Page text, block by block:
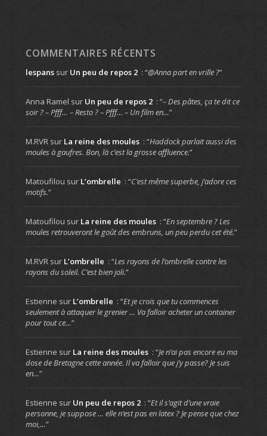
COMMENTAIRES RÉCENTS
lespanssur Un peu de repos 2 : “@Anna part en vrille ?”
Anna Ramel sur Un peu de repos 2 : “– Des pâtes, ça te dit ce
soir ? – Pfff… – Resto ? – Pfff… – Un film en…”
M.RVRsur La reine des moules : “Haddock parlait aussi des
moules à gaufres. Bon, là c’est la grosse affluence.”
Matoufilou sur L’ombrelle : “C’est même superbe, j’adore ces
motifs.”
Matoufilou sur La reine des moules : “En septembre ? Les
moules retrouveront le goût des embruns, un peu perdu cet été.”
M.RVRsur L’ombrelle : “Les rayons de l’ombrelle contre les
rayons du soleil. C’est bien joli.”
Estienne sur L’ombrelle : “Et je crois que tu commences
seulement à attaquer le grenier … Va falloir acheter un container
pour tout ce…”
Estienne sur La reine des moules : “Je n’ai pas encore eu ma
dose de Bretagne cette année. Il va falloir que j’y passe? Je suis
en…”
Estienne sur Un peu de repos 2 : “Et il s’agit d’une vraie
personne, je suppose … elle n’est pas en latex ? Je pense que chez
moi,…”